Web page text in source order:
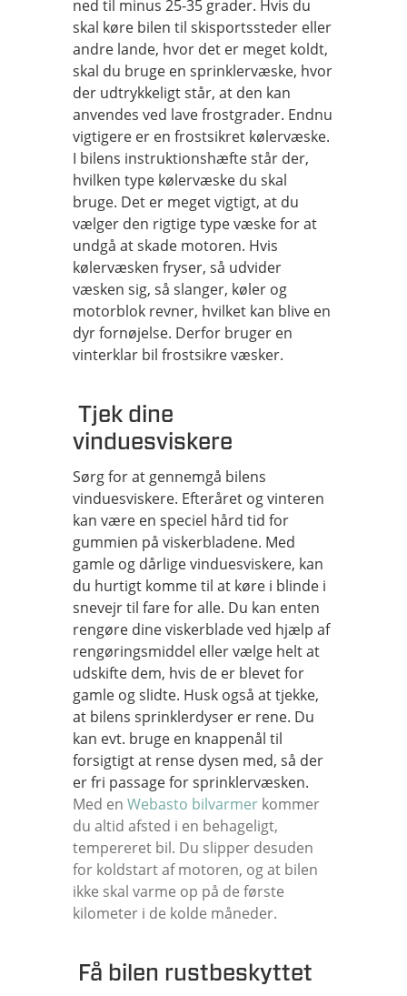
ned til minus 25-35 grader. Hvis du
skal køre bilen til skisportssteder eller
andre lande, hvor det er meget koldt,
skal du bruge en sprinklervæske, hvor
der udtrykkeligt står, at den kan
anvendes ved lave frostgrader. Endnu
vigtigere er en frostsikret kølervæske.
I bilens instruktionshæfte står der,
hvilken type kølervæske du skal
bruge. Det er meget vigtigt, at du
vælger den rigtige type væske for at
undgå at skade motoren. Hvis
kølervæsken fryser, så udvider
væsken sig, så slanger, køler og
motorblok revner, hvilket kan blive en
dyr fornøjelse. Derfor bruger en
vinterklar bil frostsikre væsker.
Tjek dine
vinduesviskere
Sørg for at gennemgå bilens
vinduesviskere. Efteråret og vinteren
kan være en speciel hård tid for
gummien på viskerbladene. Med
gamle og dårlige vinduesviskere, kan
du hurtigt komme til at køre i blinde i
snevejr til fare for alle. Du kan enten
rengøre dine viskerblade ved hjælp af
rengøringsmiddel eller vælge helt at
udskifte dem, hvis de er blevet for
gamle og slidte. Husk også at tjekke,
at bilens sprinklerdyser er rene. Du
kan evt. bruge en knappenål til
forsigtigt at rense dysen med, så der
er fri passage for sprinklervæsken.
Med en Webasto bilvarmer kommer
du altid afsted i en behageligt,
tempereret bil. Du slipper desuden
for koldstart af motoren, og at bilen
ikke skal varme op på de første
kilometer i de kolde måneder.
Få bilen rustbeskyttet